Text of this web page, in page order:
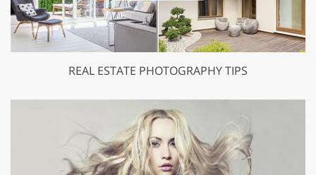
REAL ESTATE PHOTOGRAPHY TIPS